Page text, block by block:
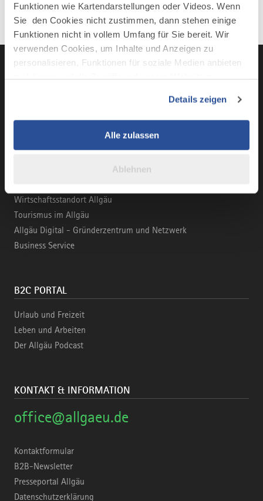
Funktionen wie Kartendarstellungen oder Videos. Wenn
Sie den Cookies nicht zustimmen, dann stehen einige
Funktionen nicht in vollem Umfang für Sie bereit. Wir
verwenden Cookies, um Inhalte und Anzeigen zu
personalisieren, Funktionen für soziale Medien anbieten
Verwendung unserer Website an unsere Partner für
soziale Medien, Werbung und Analysen weiter. Unsere
Partner führen diese Informationen möglicherweise mit
weiteren Daten zusammen, die Sie ihnen bereitgestellt
Details zeigen
Alle zulassen
Ablehnen
LinkedInYouTube
Wirtschaftsstandort Allgäu
Tourismus im Allgäu
Allgäu Digital - Gründerzentrum und Netzwerk
Business Service
B2C PORTAL
Urlaub und Freizeit
Leben und Arbeiten
Der Allgäu Podcast
KONTAKT & INFORMATION
office@allgaeu.de
Kontaktformular
B2B-Newsletter
Presseportal Allgäu
Datenschutzerklärung